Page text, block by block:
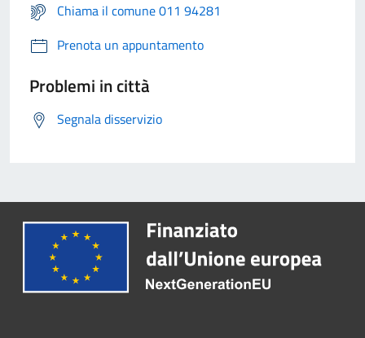
Chiama il comune 011 94281
Prenota un appuntamento
Problemi in città
Segnala disservizio